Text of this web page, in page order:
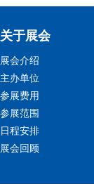
关于展会
展会介绍
主办单位
参展费用
参展范围
日程安排
展会回顾